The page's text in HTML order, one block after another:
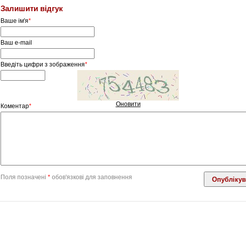
Залишити відгук
Ваше ім'я*
Ваш e-mail
Введіть цифри з зображення*
Оновити
Коментар*
Поля позначені * обов'язкові для заповнення